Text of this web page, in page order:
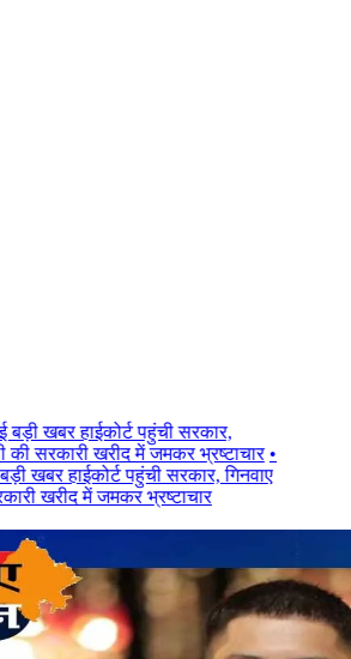
खबर हाईकोर्ट पहुंची सरकार,
सरकारी खरीद में जमकर भ्रष्टाचार •
हाईकोर्ट पहुंची सरकार, गिनवाए
खरीद में जमकर भ्रष्टाचार